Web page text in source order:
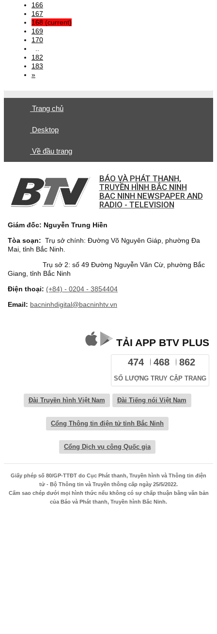
166
167
168 (current)
169
170
182
183
»
Trang chủ
Desktop
Về đầu trang
BÁO VÀ PHÁT THANH,
TRUYỀN HÌNH BẮC NINH
BAC NINH NEWSPAPER AND
RADIO - TELEVISION
Giám đốc: Nguyễn Trung Hiền
Tòa soạn: Trụ sở chính: Đường Võ Nguyên Giáp, phường Đa
Mai, tỉnh Bắc Ninh.
Trụ sở 2: số 49 Đường Nguyễn Văn Cừ, phường Bắc
Giang, tỉnh Bắc Ninh
Điện thoại: (+84) - 0204 - 3854404
Email: bacninhdigital@bacninhtv.vn
TẢI APP BTV PLUS
474 468 862
SỐ LƯỢNG TRUY CẬP TRANG
Đài Truyền hình Việt Nam Đài Tiếng nói Việt Nam
Cổng Thông tin điện tử tỉnh Bắc Ninh
Cổng Dịch vụ công Quốc gia
Giấy phép số 80/GP-TTĐT do Cục Phát thanh, Truyền hình và Thông tin điện
tử - Bộ Thông tin và Truyền thông cấp ngày 25/5/2022.
Cấm sao chép dưới mọi hình thức nếu không có sự chấp thuận bằng văn bản
của Báo và Phát thanh, Truyền hình Bắc Ninh.